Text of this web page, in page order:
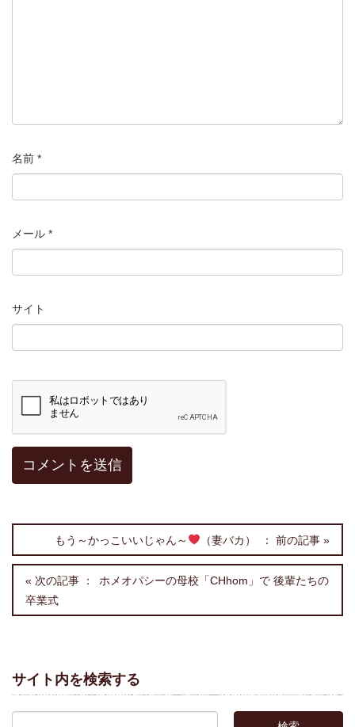
名前 *
メール *
サイト
もう～かっこいいじゃん～ （妻バカ）
ホメオパシーの母校「CHhom」で 後輩たちの
卒業式
サイト内を検索する